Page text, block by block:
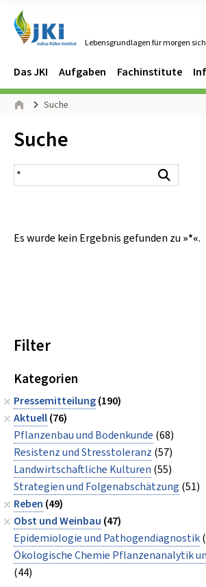
Lebensgrundlagen für morgen
Navigation
Hauptmenü
Das JKI Aufgaben Fachinstitute
Seitenpfad
Suche
Inhalt:
Suche
Suchergebnis
Es wurde kein Ergebnis gefunden zu »*«.
Filter
Kategorien
Pressemitteilung(190)
Aktuell(76)
Pflanzenbau und Bodenkunde (68)
Resistenz und Stresstoleranz (57)
Landwirtschaftliche Kulturen (55)
Strategien und Folgenabschätzung (51)
Reben (49)
Obst und Weinbau (47)
Epidemiologie und Pathogendiagnostik
Ökologische Chemie Pflanzenanalytik
(44)